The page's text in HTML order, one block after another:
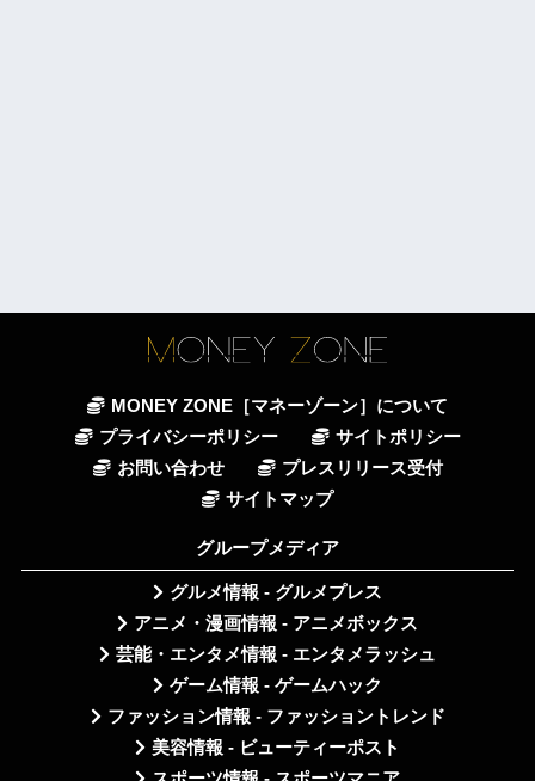
MONEY ZONE［マネーゾーン］について
プライバシーポリシー
サイトポリシー
お問い合わせ
プレスリリース受付
サイトマップ
グループメディア
グルメ情報 - グルメプレス
アニメ・漫画情報 - アニメボックス
芸能・エンタメ情報 - エンタメラッシュ
ゲーム情報 - ゲームハック
ファッション情報 - ファッショントレンド
美容情報 - ビューティーポスト